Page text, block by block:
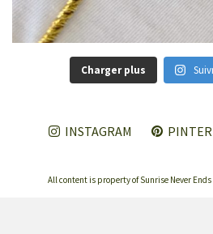
Charger plus
INSTAGRAM
All content is property of Sunrise Never Ends